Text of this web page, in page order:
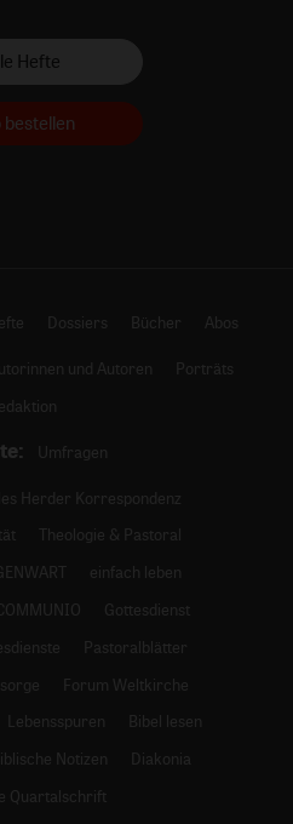
Hefte
bestellen
Dossiers Bücher Abos
und Autoren
Porträts
Umfragen
Herder Korrespondenz
Theologie & Pastoral
einfach leben
Gottesdienst
Pastoralblätter
Forum Weltkirche
Lebensspuren
Bibel lesen
Notizen
Diakonia
Quartalschrift